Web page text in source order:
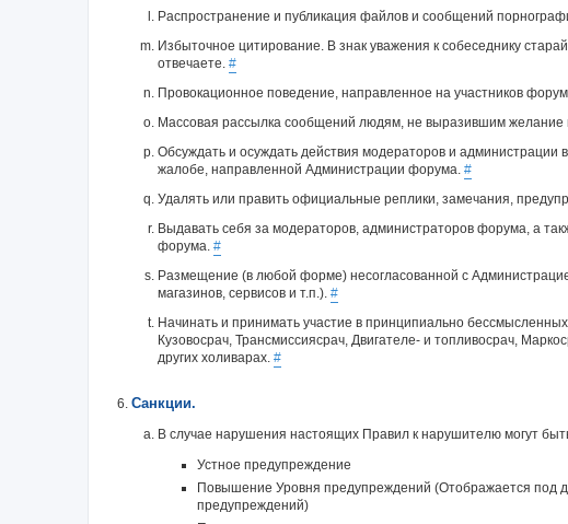
Распространение и публикация файлов и сообщений
Избыточное цитирование. В знак уважения к собеседнику
отвечаете. #
Провокационное поведение, направленное на участников
Массовая рассылка сообщений людям, не выразившим желание
Обсуждать и осуждать действия модераторов и
жалобе, направленной Администрации форума. #
Удалять или править официальные реплики, замечания,
Выдавать себя за модераторов, администраторов форума, а
форума. #
Размещение (в любой форме) несогласованной с
магазинов, сервисов и т.п.). #
Начинать и принимать участие в принципиально
Кузовосрач, Трансмиссиясрач, Двигателе- и топливосрач,
других холиварах. #
Санкции.
В случае нарушения настоящих Правил к нарушителю могут
Устное предупреждение
Повышение Уровня предупреждений (Отображается под
предупреждений)